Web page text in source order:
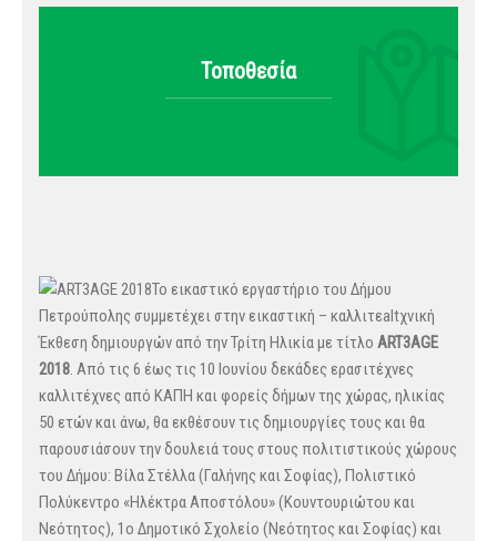
Τοποθεσία
Το εικαστικό εργαστήριο του Δήμου
Πετρούπολης συμμετέχει στην εικαστική – καλλιτεaltχνική
Έκθεση δημιουργών από την Τρίτη Ηλικία με τίτλο ART3AGE
2018. Από τις 6 έως τις 10 Ιουνίου δεκάδες ερασιτέχνες
καλλιτέχνες από ΚΑΠΗ και φορείς δήμων της χώρας, ηλικίας
50 ετών και άνω, θα εκθέσουν τις δημιουργίες τους και θα
παρουσιάσουν την δουλειά τους στους πολιτιστικούς χώρους
του Δήμου: Βίλα Στέλλα (Γαλήνης και Σοφίας), Πολιστικό
Πολύκεντρο «Ηλέκτρα Αποστόλου» (Κουντουριώτου και
Νεότητος), 1ο Δημοτικό Σχολείο (Νεότητος και Σοφίας) και